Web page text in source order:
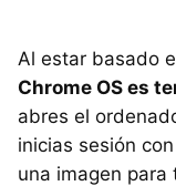
Al estar basado
Chrome OS es
abres el
inicias sesión
una imagen para